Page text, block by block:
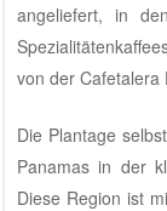
angeliefert, in
von der Cafetalera
Die Plantage
Panamas in der
Diese Region ist